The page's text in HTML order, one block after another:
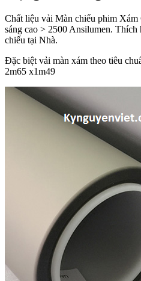
Chất liệu vải Màn chiếu phim
sáng cao > 2500 Ansilumen.
chiếu tại Nhà.
Đặc biệt vải màn xám theo tiêu
2m65 x1m49